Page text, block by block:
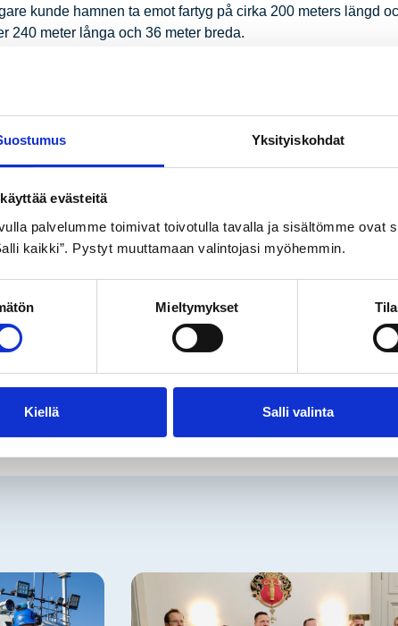
Yksityiskohdat
evästeitä
palvelumme toimivat toivotulla tavalla ja sisältömme ovat
kaikki”. Pystyt muuttamaan valintojasi myöhemmin.
Mieltymykset
Kiellä Salli valinta
kunde hamnen ta emot fartyg på cirka 200 meters längd
240 meter långa och 36 meter breda.
av farleden är ett mycket betydelsefullt framsteg för Vasa
förlängningen av huvudkajen. Det var också viktigt att
Joonas Haapala berömmer projektets smidiga
mycket väl, och samarbetet mellan parterna fungerade
kostnadsuppskattning är 10 miljoner euro, varav
för projektet var Wasa Dredging Oy.